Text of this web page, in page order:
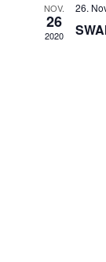
NOV.
26
2020
26.